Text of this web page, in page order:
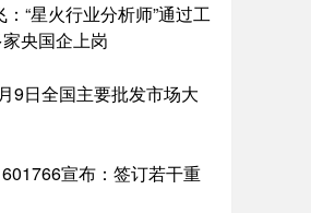
“星火行业分析师”通过工
央国企上岗
9日全国主要批发市场大
宣布：签订若干重